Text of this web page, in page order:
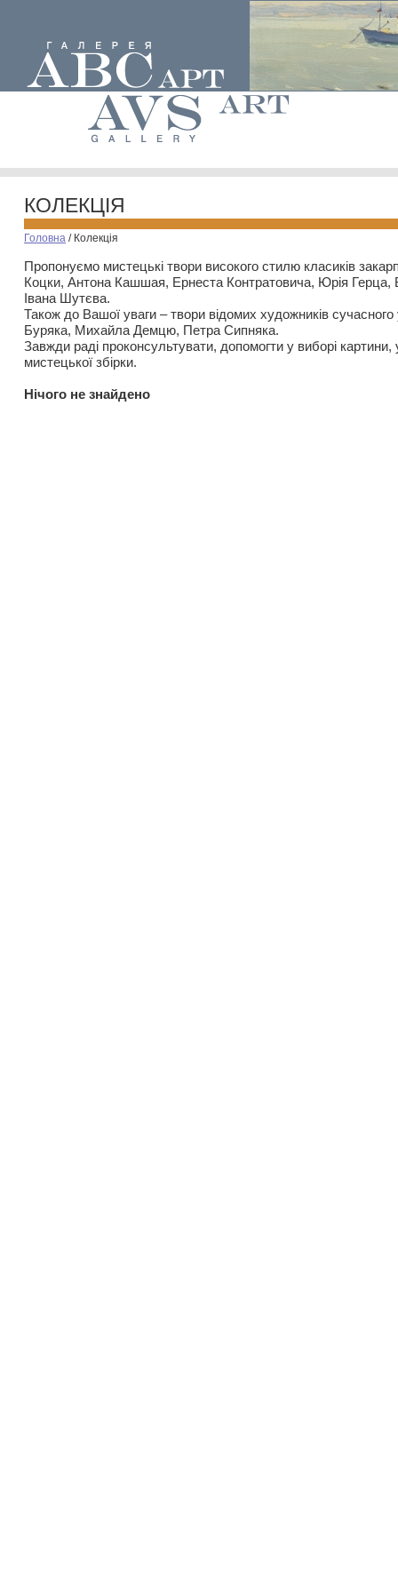
КОЛЕКЦІЯ
Головна / Колекція
Пропонуємо мистецькі твори високого стилю класиків
Коцки, Антона Кашшая, Ернеста Контратовича, Юрія
Івана Шутєва.
Також до Вашої уваги – твори відомих художників
Буряка, Михайла Демцю, Петра Сипняка.
Завжди раді проконсультувати, допомогти у виборі картини,
мистецької збірки.
Нiчого не знайдено